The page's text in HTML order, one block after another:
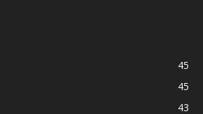
45
45
43